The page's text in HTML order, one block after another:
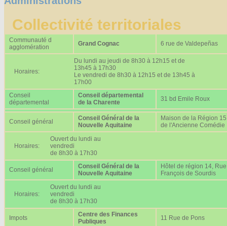
Collectivité territoriales
Communauté d
agglomération
Grand Cognac 6 rue de Valdepeñas
Horaires:
Du lundi au jeudi de 8h30 à 12h15 et de
13h45 à 17h30
Le vendredi de 8h30 à 12h15 et de 13h45 à
17h00
Conseil
départemental
Conseil départemental
de la Charente
31 bd Emile Roux
Conseil général
Conseil Général de la
Nouvelle Aquitaine
Maison de la Région
de l'Ancienne Comédie
Horaires:
Ouvert du lundi au
vendredi
de 8h30 à 17h30
Conseil général
Conseil Général de la
Nouvelle Aquitaine
Hôtel de région 14, Rue
François de Sourdis
Horaires:
Ouvert du lundi au
vendredi
de 8h30 à 17h30
Impots
Centre des Finances
Publiques
11 Rue de Pons